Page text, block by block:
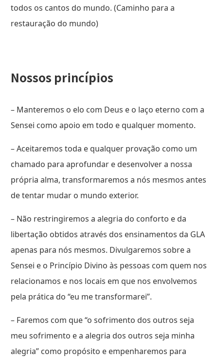
todos os cantos do mundo. (Caminho para a
restauração do mundo)
Nossos princípios
– Manteremos o elo com Deus e o laço eterno com a
Sensei como apoio em todo e qualquer momento.
– Aceitaremos toda e qualquer provação como um
chamado para aprofundar e desenvolver a nossa
própria alma, transformaremos a nós mesmos antes
de tentar mudar o mundo exterior.
– Não restringiremos a alegria do conforto e da
libertação obtidos através dos ensinamentos da GLA
apenas para nós mesmos. Divulgaremos sobre a
Sensei e o Princípio Divino às pessoas com quem nos
relacionamos e nos locais em que nos envolvemos
pela prática do “eu me transformarei”.
– Faremos com que “o sofrimento dos outros seja
meu sofrimento e a alegria dos outros seja minha
alegria” como propósito e empenharemos para